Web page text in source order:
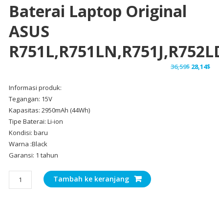
Baterai Laptop Original
ASUS
36,59$ Harga
28,14$
Informasi produk:
Tegangan: 15V
Kapasitas: 2950mAh (44Wh)
Tipe Baterai: Li-ion
Kondisi: baru
Warna :Black
Garansi: 1 tahun
Kuantitas
Baterai
Tambah ke keranjang